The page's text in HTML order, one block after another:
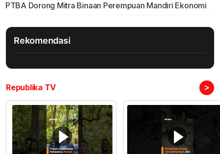
PTBA Dorong Mitra Binaan Perempuan Mandiri Ekonomi
Rekomendasi
Republika TV >